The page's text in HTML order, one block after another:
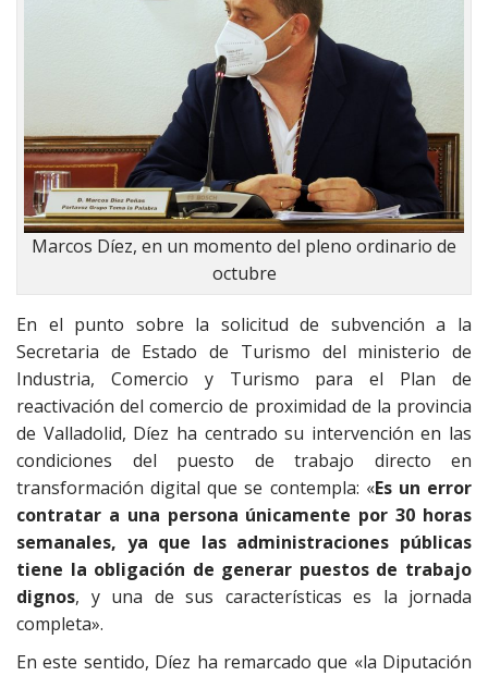
Marcos Díez, en un momento del pleno ordinario de
octubre
En el punto sobre la solicitud de subvención a la
Secretaria de Estado de Turismo del ministerio de
Industria, Comercio y Turismo para el Plan de
reactivación del comercio de proximidad de la provincia
de Valladolid, Díez ha centrado su intervención en las
condiciones del puesto de trabajo directo en
transformación digital que se contempla: «Es un error
contratar a una persona únicamente por 30 horas
semanales, ya que las administraciones públicas
tiene la obligación de generar puestos de trabajo
dignos, y una de sus características es la jornada
completa».
En este sentido, Díez ha remarcado que «la Diputación